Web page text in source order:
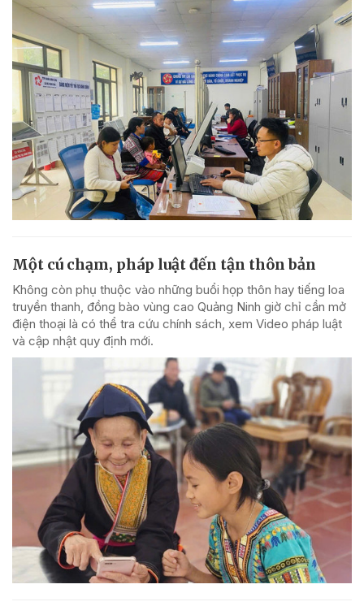
Một cú chạm, pháp luật đến tận thôn bản
Không còn phụ thuộc vào những buổi họp thôn hay tiếng loa
truyền thanh, đồng bào vùng cao Quảng Ninh giờ chỉ cần mở
điện thoại là có thể tra cứu chính sách, xem Video pháp luật
và cập nhật quy định mới.